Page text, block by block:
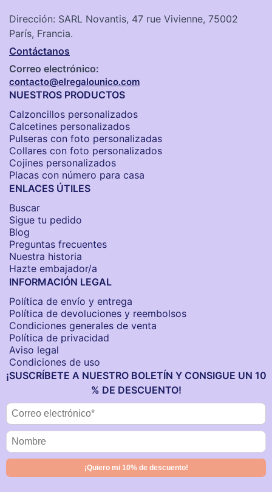
Dirección: SARL Novantis, 47 rue Vivienne, 75002
París, Francia.
Contáctanos
Correo electrónico:
contacto@elregalounico.com
NUESTROS PRODUCTOS
Calzoncillos personalizados​
Calcetines personalizados
Pulseras con foto personalizadas
Collares con foto personalizados
Cojines personalizados
Placas con número para casa
ENLACES ÚTILES
Buscar
Sigue tu pedido
Blog
Preguntas frecuentes
Nuestra historia
Hazte embajador/a
INFORMACIÓN LEGAL
Política de envío y entrega
Política de devoluciones y reembolsos
Condiciones generales de venta
Política de privacidad
Aviso legal
Condiciones de uso
¡SUSCRÍBETE A NUESTRO BOLETÍN Y CONSIGUE UN 10
% DE DESCUENTO!